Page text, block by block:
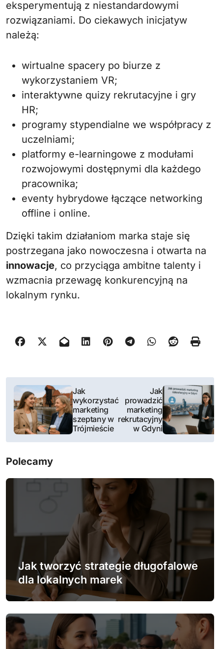
eksperymentują z niestandardowymi
rozwiązaniami. Do ciekawych inicjatyw
należą:
wirtualne spacery po biurze z
wykorzystaniem VR;
interaktywne quizy rekrutacyjne i gry
HR;
programy stypendialne we współpracy z
uczelniami;
platformy e-learningowe z modułami
rozwojowymi dostępnymi dla każdego
pracownika;
eventy hybrydowe łączące networking
offline i online.
Dzięki takim działaniom marka staje się
postrzegana jako nowoczesna i otwarta na
innowacje, co przyciąga ambitne talenty i
wzmacnia przewagę konkurencyjną na
lokalnym rynku.
N
w
i
g
a
w
p
i
s
Jak
wykorzystać
marketing
szeptany w
Trójmieście
Jak
prowadzić
marketing
rekrutacyjny
w Gdyni
Polecamy
Jak tworzyć strategie długofalowe
dla lokalnych marek